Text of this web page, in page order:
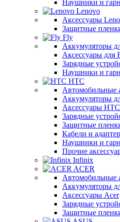
Наушники и
Lenovo
Аксессуары
Защитные
Fly
Аккумуляторы
Аксессуары для
Зарядные
Наушники и
HTC
Автомобильные
Аккумуляторы
Аксессуары HTC
Зарядные
Защитные
Кабели и
Наушники и
Прочие
Infinix
ACER
Автомобильные
Аккумуляторы
Аксессуары Acer
Зарядные
Защитные